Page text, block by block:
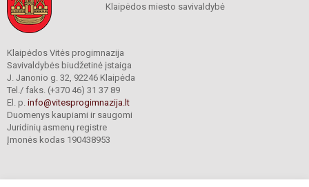
Klaipėdos miesto savivaldybė
Klaipėdos Vitės progimnazija
Savivaldybės biudžetinė įstaiga
J. Janonio g. 32, 92246 Klaipėda
Tel./ faks. (+370 46) 31 37 89
El. p. info@vitesprogimnazija.lt
Duomenys kaupiami ir saugomi
Juridinių asmenų registre
Įmonės kodas 190438953